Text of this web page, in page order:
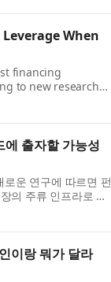
When
financing
to new research
compliance
에 출자할 가능성
운 연구에 따르면 펀
의 주류 인프라로 자
수단...
이랑 뭐가 달라